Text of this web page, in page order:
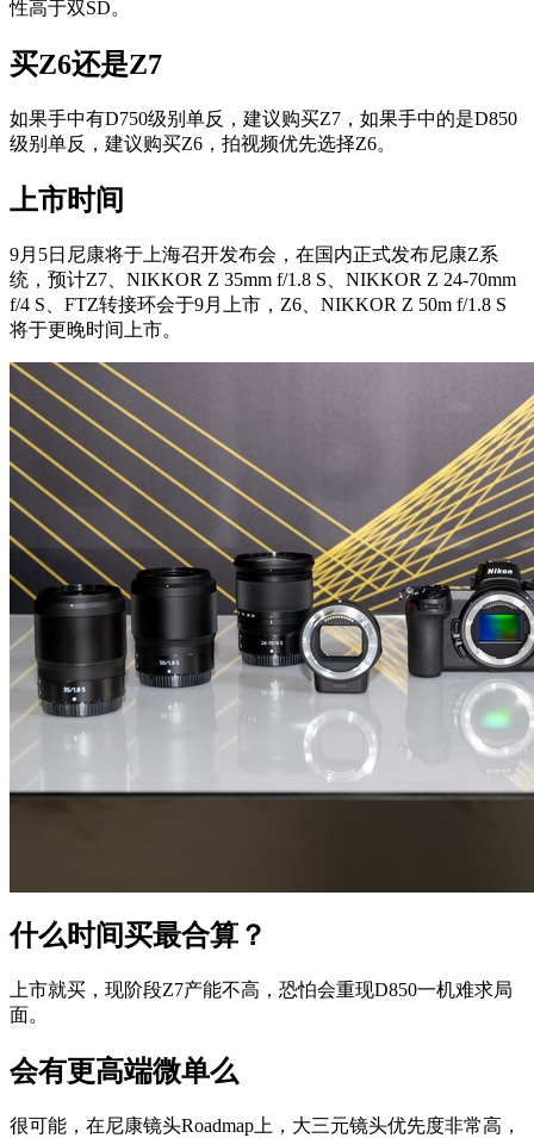
性高于双SD。
买Z6还是Z7
如果手中有D750级别单反，建议购买Z7，如果手中的是D850
级别单反，建议购买Z6，拍视频优先选择Z6。
上市时间
9月5日尼康将于上海召开发布会，在国内正式发布尼康Z系
统，预计Z7、NIKKOR Z 35mm f/1.8 S、NIKKOR Z 24-70mm
f/4 S、FTZ转接环会于9月上市，Z6、NIKKOR Z 50m f/1.8 S
将于更晚时间上市。
什么时间买最合算？
上市就买，现阶段Z7产能不高，恐怕会重现D850一机难求局
面。
会有更高端微单么
很可能，在尼康镜头Roadmap上，大三元镜头优先度非常高，